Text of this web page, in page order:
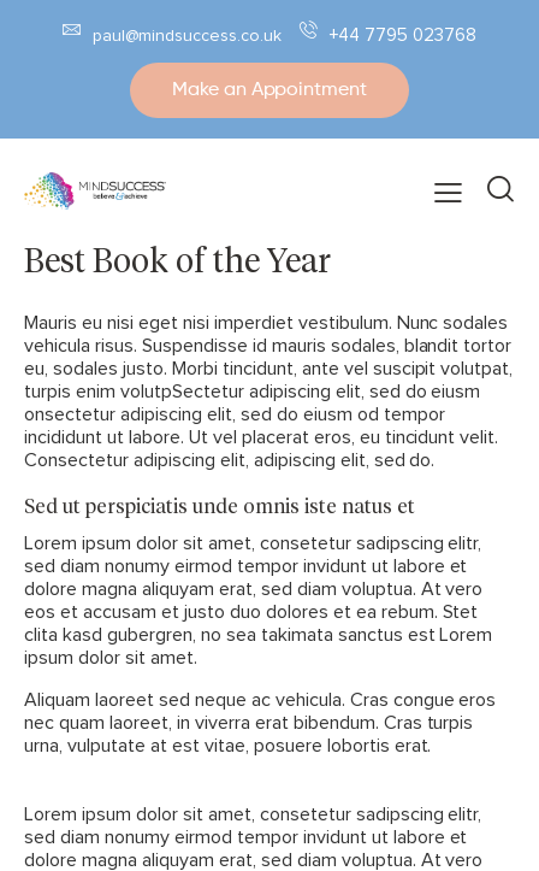
paul@mindsuccess.co.uk +44 7795 023768
Make an Appointment
Best Book of the Year
Mauris eu nisi eget nisi imperdiet vestibulum. Nunc sodales
vehicula risus. Suspendisse id mauris sodales, blandit tortor
eu, sodales justo. Morbi tincidunt, ante vel suscipit volutpat,
turpis enim volutpSectetur adipiscing elit, sed do eiusm
onsectetur adipiscing elit, sed do eiusm od tempor
incididunt ut labore. Ut vel placerat eros, eu tincidunt velit.
Consectetur adipiscing elit, adipiscing elit, sed do.
Sed ut perspiciatis unde omnis iste natus et
Lorem ipsum dolor sit amet, consetetur sadipscing elitr,
sed diam nonumy eirmod tempor invidunt ut labore et
dolore magna aliquyam erat, sed diam voluptua. At vero
eos et accusam et justo duo dolores et ea rebum. Stet
clita kasd gubergren, no sea takimata sanctus est Lorem
ipsum dolor sit amet.
Aliquam laoreet sed neque ac vehicula. Cras congue eros
nec quam laoreet, in viverra erat bibendum. Cras turpis
urna, vulputate at est vitae, posuere lobortis erat.
Lorem ipsum dolor sit amet, consetetur sadipscing elitr,
sed diam nonumy eirmod tempor invidunt ut labore et
dolore magna aliquyam erat, sed diam voluptua. At vero